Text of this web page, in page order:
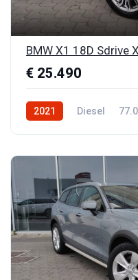
BMW X1 18D Sdrive
€ 25.490
2021 Diesel